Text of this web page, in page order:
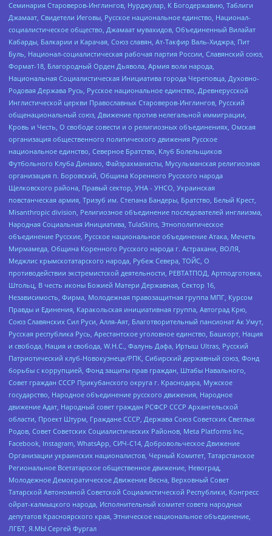
Семинария Староверов-Инглингов, Нурджулар, К Богодержавию, Таблиги
Джамаат, Свидетели Иеговы, Русское национальное единство, Национал-
социалистическое общество, Джамаат мувахидов, Объединенный Вилайат
Кабарды, Балкарии и Карачая, Союз славян, Ат-Такфир Валь-Хиджра, Пит
Буль, Национал-социалистическая рабочая партия России, Славянский союз,
Формат-18, Благородный Орден Дьявола, Армия воли народа,
Национальная Социалистическая Инициатива города Череповца, Духовно-
Родовая Держава Русь, Русское национальное единство, Древнерусской
Инглистической церкви Православных Староверов-Инглингов, Русский
общенациональный союз, Движение против нелегальной иммиграции,
Кровь и Честь, О свободе совести и о религиозных объединениях, Омская
организация общественного политического движения Русское
национальное единство, Северное Братство, Клуб Болельщиков
Футбольного Клуба Динамо, Файзрахманисты, Мусульманская религиозная
организация п. Боровский, Община Коренного Русского народа
Щелковского района, Правый сектор, УНА - УНСО, Украинская
повстанческая армия, Тризуб им. Степана Бандеры, Братство, Белый Крест,
Misanthropic division, Религиозное объединение последователей инглиизма,
Народная Социальная Инициатива, TulaSkins, Этнополитическое
объединение Русские, Русское национальное объединение Атака, Мечеть
Мирмамеда, Община Коренного Русского народа г. Астрахани, ВОЛЯ,
Меджлис крымскотатарского народа, Рубеж Севера, ТОЙС, О
противодействии экстремистской деятельности, РЕВТАТПОД, Артподготовка,
Штольц, В честь иконы Божией Матери Державная, Сектор 16,
Независимость, Фирма, Молодежная правозащитная группа МПГ, Курсом
Правды и Единения, Каракольская инициативная группа, Автоград Крю,
Союз Славянских Сил Руси, Алля-Аят, Благотворительный пансионат Ак Умут,
Русская республика Русь, Арестантское уголовное единство, Башкорт, Нация
и свобода, Нация и свобода, W.H.С., Фалунь Дафа, Иртыш Ultras, Русский
Патриотический клуб-Новокузнецк/РПК, Сибирский державный союз, Фонд
борьбы с коррупцией, Фонд защиты прав граждан, Штабы Навального,
Совет граждан СССР Прикубанского округа г. Краснодара, Мужское
государство, Народное объединение русского движения, Народное
движение Адат, Народный совет граждан РСФСР СССР Архангельской
области, Проект Штурм, Граждане СССР, Держава Союз Советских Светлых
Родов, Совет Советских Социалистических Районов, Meta Platforms Inc,
Facebook, Instagram, WhatsApp, СИЧ-С14, Добровольческое Движение
Организации украинских националистов, Черный Комитет, Татарстанское
Региональное Всетатарское общественное движение, Невоград,
Молодежное Демократическое Движение Весна, Верховный Совет
Татарской Автономной Советской Социалистической Республики, Конгресс
ойрат-калмыцкого народа, Исполнительный комитет совета народных
депутатов Красноярского края, Этническое национальное объединение,
ЛГБТ, Я.МЫ Сергей Фургал